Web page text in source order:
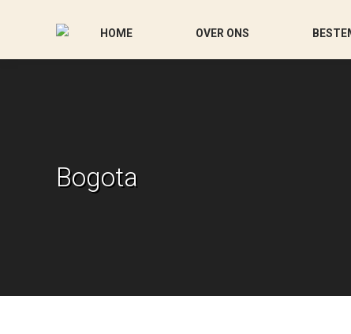
HOME OVER ONS
Bogota
Je bent hier: